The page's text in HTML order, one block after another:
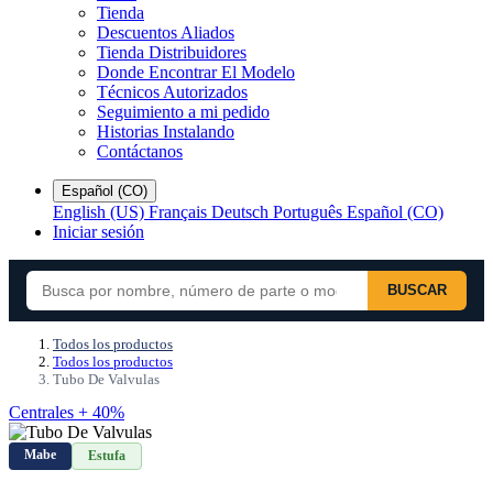
Tienda
Descuentos Aliados
Tienda Distribuidores
Donde Encontrar El Modelo
Técnicos Autorizados
Seguimiento a mi pedido
Historias Instalando
Contáctanos
Español (CO)
English (US) Français Deutsch Português Español (CO)
Iniciar sesión
BUSCAR
Todos los productos
Todos los productos
Tubo De Valvulas
Centrales + 40%
Mabe Estufa